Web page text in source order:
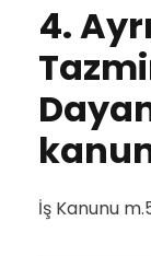
4.
İş Kanunu